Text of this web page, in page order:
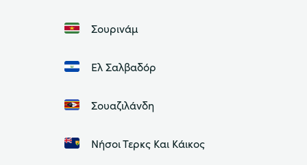
Σουρινάμ
Ελ Σαλβαδόρ
Σουαζιλάνδη
Νήσοι Τερκς Και Κάικος